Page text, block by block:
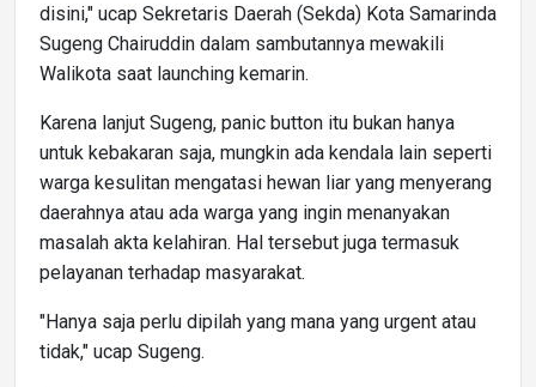
disini," ucap Sekretaris Daerah (Sekda) Kota Samarinda
Sugeng Chairuddin dalam sambutannya mewakili
Walikota saat launching kemarin.
Karena lanjut Sugeng, panic button itu bukan hanya
untuk kebakaran saja, mungkin ada kendala lain seperti
warga kesulitan mengatasi hewan liar yang menyerang
daerahnya atau ada warga yang ingin menanyakan
masalah akta kelahiran. Hal tersebut juga termasuk
pelayanan terhadap masyarakat.
"Hanya saja perlu dipilah yang mana yang urgent atau
tidak," ucap Sugeng.